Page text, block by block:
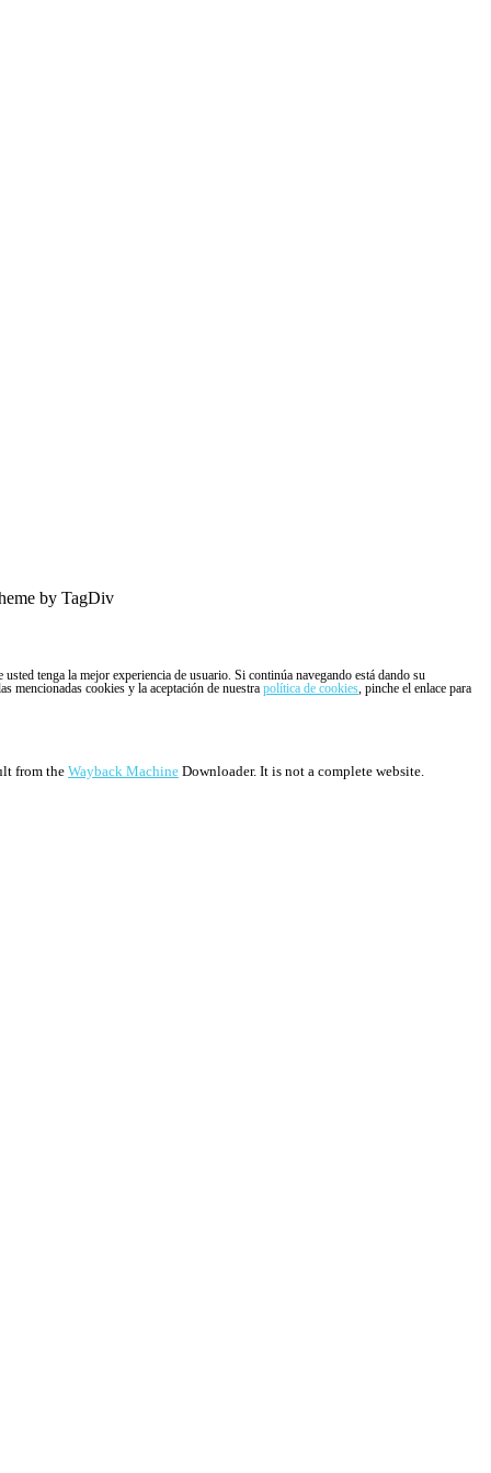
by TagDiv
tenga la mejor experiencia de usuario. Si continúa navegando está dando su
mencionadas cookies y la aceptación de nuestra política de cookies, pinche el enlace para
from the Wayback Machine Downloader. It is not a complete website.